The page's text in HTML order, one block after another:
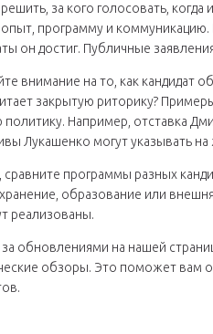
за кого голосовать,
опыт, программу и
он достиг. Публичные
внимание на то, как кандидат
закрытую риторику?
Например, отставка
Лукашенко могут указывать
сравните программы разных
образование или
реализованы.
за обновлениями на нашей
обзоры. Это поможет вам